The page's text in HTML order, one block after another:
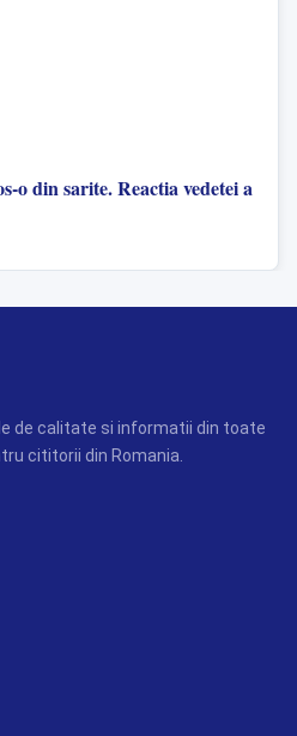
o din sarite. Reactia vedetei a
de calitate si informatii din toate
cititorii din Romania.